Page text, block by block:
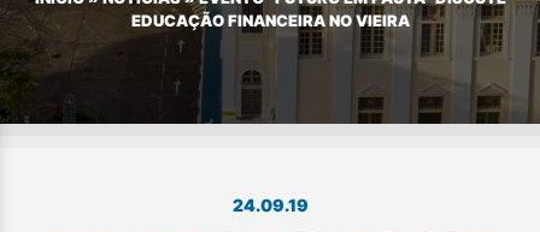
EDUCAÇÃO FINANCEIRA NO VIEIRA
24.09.19